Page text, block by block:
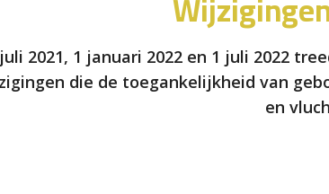
2021, 1 januari 2022 en 1 juli 2022
die de toegankelijkheid van
en